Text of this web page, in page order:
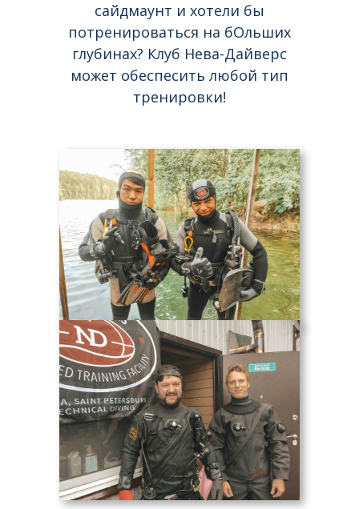
сайдмаунт и хотели бы
потренироваться на бОльших
глубинах? Клуб Нева-Дайверс
может обеспесить любой тип
тренировки!